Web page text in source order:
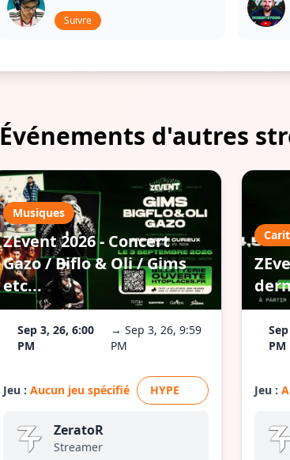
Suivre
Événements d'autres
Musiques
ZEvent 2026 - Concert
Gazo / Biflo & Oli / Gims
etc...
Sep 3, 26, 6:00
PM
→ Sep 3, 26, 9:59
PM
Jeu : Aucun jeu spécifié HYPE
ZeratoR
Streamer
PM
Jeu :